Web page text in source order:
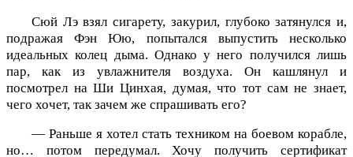
Сюй Лэ взял сигарету, закурил, глубоко затянулся и,
подражая Фэн Юю, попытался выпустить несколько
идеальных колец дыма. Однако у него получился лишь
пар, как из увлажнителя воздуха. Он кашлянул и
посмотрел на Ши Цинхая, думая, что тот сам не знает,
чего хочет, так зачем же спрашивать его?
— Раньше я хотел стать техником на боевом корабле,
но… потом передумал. Хочу получить сертификат